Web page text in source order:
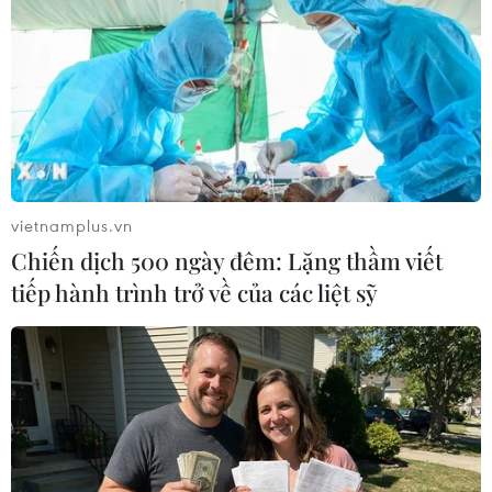
khoan Hải Dương-981
TIN LIÊN QUAN
vietnamplus.vn
Chiến dịch 500 ngày đêm: Lặng thầm viết
tiếp hành trình trở về của các liệt sỹ